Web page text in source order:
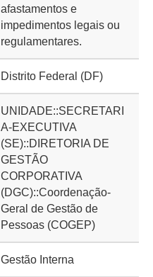
afastamentos e
impedimentos legais ou
regulamentares.
Distrito Federal (DF)
UNIDADE::SECRETARI
A-EXECUTIVA
(SE)::DIRETORIA DE
GESTÃO
CORPORATIVA
(DGC)::Coordenação-
Geral de Gestão de
Pessoas (COGEP)
Gestão Interna